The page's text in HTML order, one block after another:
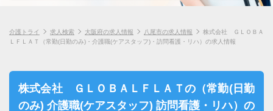
介護トライ 求人検索 大阪府の求人情報 八尾市の求人情報
株式会社 ＧＬＯＢＡ
ＬＦＬＡＴ（常勤(日勤のみ)・介護職(ケアスタッフ)・訪問看護・リハ）の求人情報
株式会社 ＧＬＯＢＡＬＦＬＡＴの（常勤(日勤
のみ) 介護職(ケアスタッフ) 訪問看護・リハ）の